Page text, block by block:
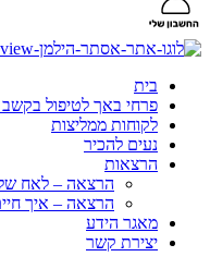
בית
פרחי באך לטיפול בקשב
לקוחות ממליצות
נעים להכיר
הרצאות
הרצאה – לאח
הרצאה – איך
מאגר הידע
יצירת קשר